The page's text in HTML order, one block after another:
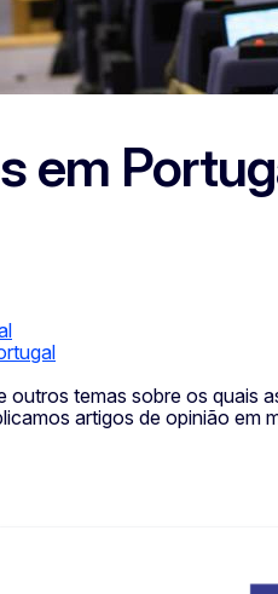
em
temas sobre os quais
artigos de opinião